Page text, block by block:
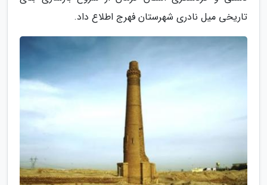
تاریخی میل نادری شهرستان فهرج اطلاع داد.